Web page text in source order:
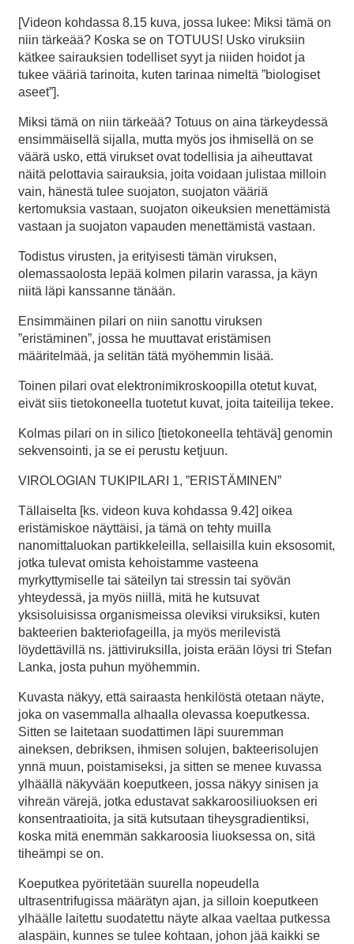
[Videon kohdassa 8.15 kuva, jossa lukee: Miksi tämä on
niin tärkeää? Koska se on TOTUUS! Usko viruksiin
kätkee sairauksien todelliset syyt ja niiden hoidot ja
tukee vääriä tarinoita, kuten tarinaa nimeltä ”biologiset
aseet”].
Miksi tämä on niin tärkeää? Totuus on aina tärkeydessä
ensimmäisellä sijalla, mutta myös jos ihmisellä on se
väärä usko, että virukset ovat todellisia ja aiheuttavat
näitä pelottavia sairauksia, joita voidaan julistaa milloin
vain, hänestä tulee suojaton, suojaton vääriä
kertomuksia vastaan, suojaton oikeuksien menettämistä
vastaan ja suojaton vapauden menettämistä vastaan.
Todistus virusten, ja erityisesti tämän viruksen,
olemassaolosta lepää kolmen pilarin varassa, ja käyn
niitä läpi kanssanne tänään.
Ensimmäinen pilari on niin sanottu viruksen
”eristäminen”, jossa he muuttavat eristämisen
määritelmää, ja selitän tätä myöhemmin lisää.
Toinen pilari ovat elektronimikroskoopilla otetut kuvat,
eivät siis tietokoneella tuotetut kuvat, joita taiteilija tekee.
Kolmas pilari on in silico [tietokoneella tehtävä] genomin
sekvensointi, ja se ei perustu ketjuun.
VIROLOGIAN TUKIPILARI 1, ”ERISTÄMINEN”
Tällaiselta [ks. videon kuva kohdassa 9.42] oikea
eristämiskoe näyttäisi, ja tämä on tehty muilla
nanomittaluokan partikkeleilla, sellaisilla kuin eksosomit,
jotka tulevat omista kehoistamme vasteena
myrkyttymiselle tai säteilyn tai stressin tai syövän
yhteydessä, ja myös niillä, mitä he kutsuvat
yksisoluisissa organismeissa oleviksi viruksiksi, kuten
bakteerien bakteriofageilla, ja myös merilevistä
löydettävillä ns. jättiviruksilla, joista erään löysi tri Stefan
Lanka, josta puhun myöhemmin.
Kuvasta näkyy, että sairaasta henkilöstä otetaan näyte,
joka on vasemmalla alhaalla olevassa koeputkessa.
Sitten se laitetaan suodattimen läpi suuremman
aineksen, debriksen, ihmisen solujen, bakteerisolujen
ynnä muun, poistamiseksi, ja sitten se menee kuvassa
ylhäällä näkyvään koeputkeen, jossa näkyy sinisen ja
vihreän värejä, jotka edustavat sakkaroosiliuoksen eri
konsentraatioita, ja sitä kutsutaan tiheysgradientiksi,
koska mitä enemmän sakkaroosia liuoksessa on, sitä
tiheämpi se on.
Koeputkea pyöritetään suurella nopeudella
ultrasentrifugissa määrätyn ajan, ja silloin koeputkeen
ylhäälle laitettu suodatettu näyte alkaa vaeltaa putkessa
alaspäin, kunnes se tulee kohtaan, johon jää kaikki se